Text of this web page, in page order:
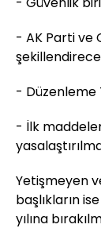
- AK Parti ve
- Düzenleme
- İlk
Yetişmeyen
başlıkların
yılına